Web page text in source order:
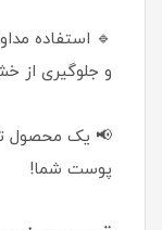
🔹 استفاده
و جلوگیری از
📢 یک محصول
پوست شما!